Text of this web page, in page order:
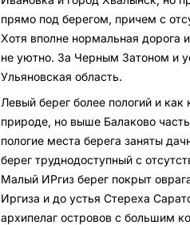
прямо под берегом, причем с
Хотя вполне нормальная дорога
не уютно. За Черным Затоном и
Ульяновская область.
Левый берег более пологий и
природе, но выше Балаково
пологие места берега заняты
берег труднодоступный с
Малый ИРгиз берег покрыт
Иргиза и до устья Стереха
архипелаг островов с большим